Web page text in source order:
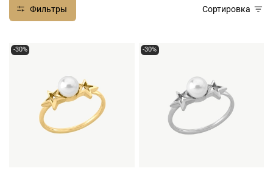
Фильтры Сортировка
-30% -30%